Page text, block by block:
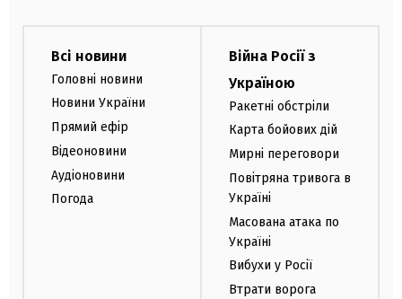
Всі новини
Головні новини
Новини України
Прямий ефір
Відеоновини
Аудіоновини
Погода
Війна Росії з
Україною
Ракетні обстріли
Карта бойових дій
Мирні переговори
Повітряна тривога в
Україні
Масована атака по
Україні
Вибухи у Росії
Втрати ворога